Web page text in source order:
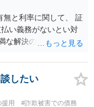
無と利率に関して、 証
い義務がないとい対
な解決のため、一定程
合、あらためて弁護士
したい
援用 #詐欺被害での債務